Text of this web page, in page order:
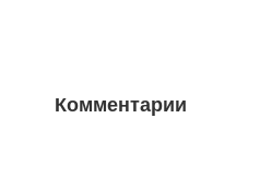
Комментарии